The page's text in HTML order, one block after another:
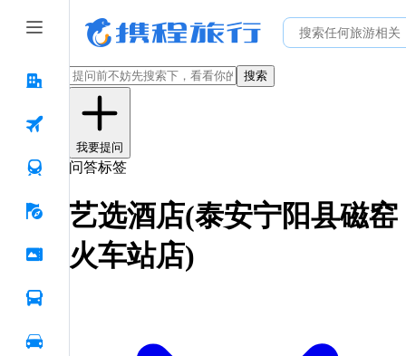
搜索
我要提问
问答标签
艺选酒店(泰安宁阳县磁窑
火车站店)